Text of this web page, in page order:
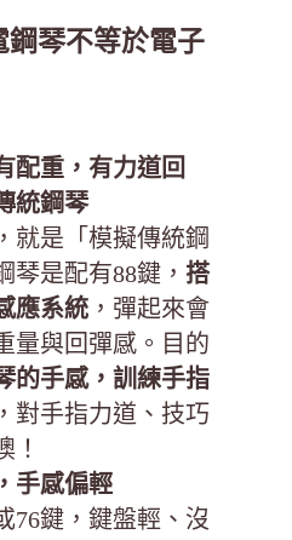
鋼琴不等於電子
配重，有力道回
統鋼琴
就是「模擬傳統鋼
琴是配有88鍵， 搭
應系統 ，彈起來會
量與回彈感。目的
的手感，訓練手指
，對手指力道、技巧
！
手感偏輕
76鍵，鍵盤輕、沒